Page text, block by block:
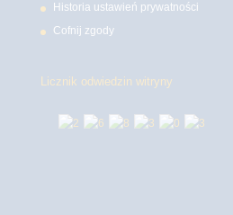
Historia ustawień prywatności
Cofnij zgody
Licznik odwiedzin witryny